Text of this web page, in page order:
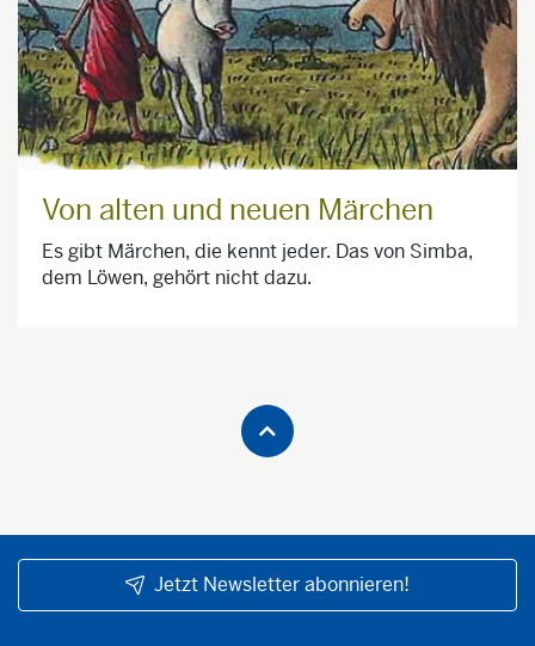
Von alten und neuen Märchen
Es gibt Märchen, die kennt jeder. Das von Simba,
dem Löwen, gehört nicht dazu.
Jetzt Newsletter abonnieren!